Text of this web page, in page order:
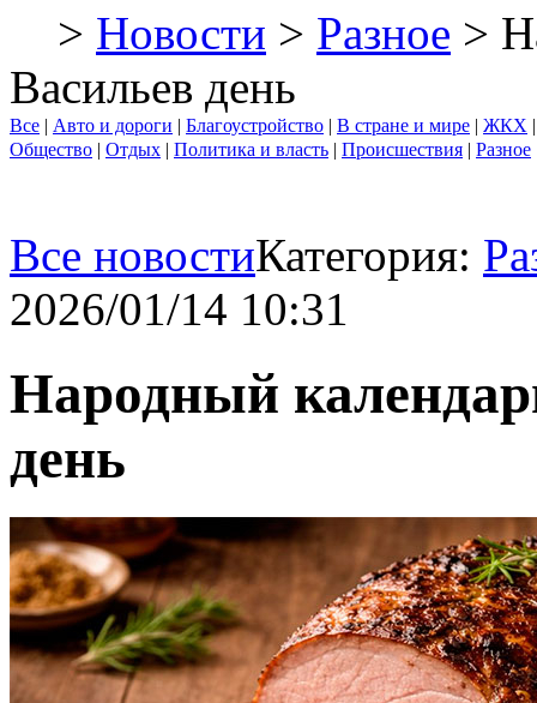
> Новости > Разное >
Васильев день
Все | Авто и дороги | Благоустройство | В стране и мире | ЖКХ
Общество | Отдых | Политика и власть | Происшествия | Разное
Все новостиКатегория:
2026/01/14 10:31
Народный
день